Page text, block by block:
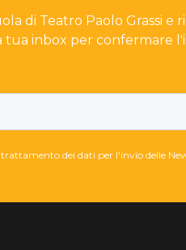
di Teatro Paolo Grassi
inbox per confermare
trattamento dei dati per l'invio delle